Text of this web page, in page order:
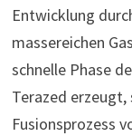
Entwicklung
massereichen
schnelle Phase
Terazed
Fusionsprozess